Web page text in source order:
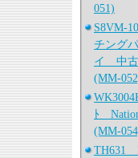
051)
S8VM-
チング
イ 中
(MM-
ﾄ
(MM-
TH631